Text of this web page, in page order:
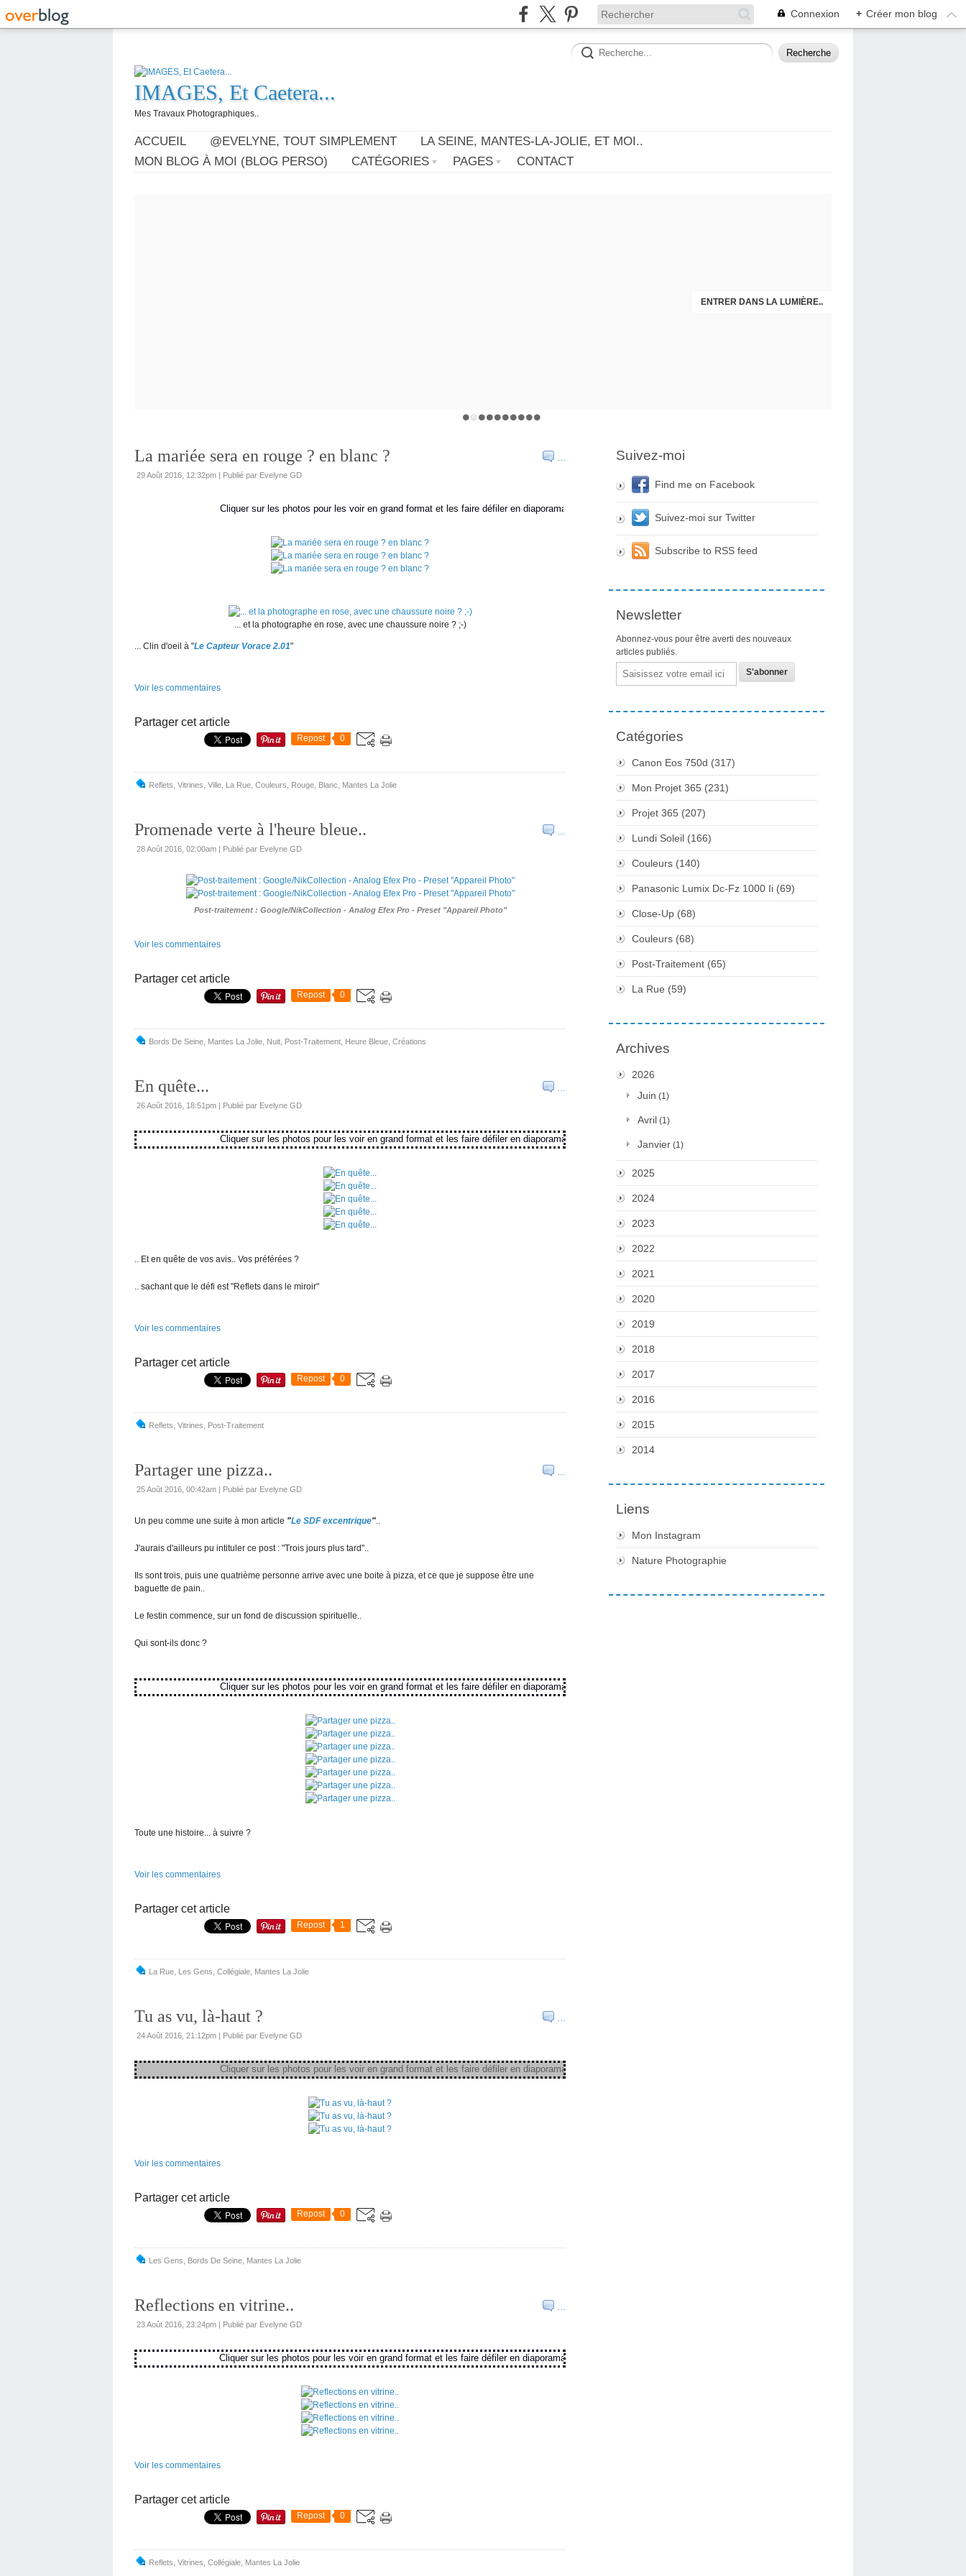
Connexion + Créer mon blog
IMAGES, Et Caetera...
Mes Travaux Photographiques..
ACCUEIL @EVELYNE, TOUT SIMPLEMENT
LA SEINE, MANTES-LA-JOLIE, ET MOI..
MON BLOG À MOI (BLOG PERSO)
CATÉGORIES PAGES CONTACT
ENTRER DANS LA LUMIÈRE..
…
La mariée sera en rouge ? en blanc ?
29 Août 2016, 12:32pm | Publié par Evelyne GD
Cliquer sur les photos pour les voir en grand format et les faire défiler en diaporama
... et la photographe en rose, avec une chaussure noire ? ;-)
... Clin d'oeil à "Le Capteur Vorace 2.01"
Voir les commentaires
Partager cet article
Repost 0
Reflets Vitrines Ville La Rue Couleurs Rouge Blanc Mantes La Jolie
…
Promenade verte à l'heure bleue..
28 Août 2016, 02:00am | Publié par Evelyne GD
Post-traitement : Google/NikCollection - Analog Efex Pro - Preset "Appareil Photo"
Voir les commentaires
Partager cet article
Repost 0
Bords De Seine Mantes La Jolie Nuit Post-Traitement Heure Bleue Créations
…
En quête...
26 Août 2016, 18:51pm | Publié par Evelyne GD
Cliquer sur les photos pour les voir en grand format et les faire défiler en diaporama
.. Et en quête de vos avis.. Vos préférées ?
.. sachant que le défi est "Reflets dans le miroir"
Voir les commentaires
Partager cet article
Repost 0
Reflets Vitrines Post-Traitement
…
Partager une pizza..
25 Août 2016, 00:42am | Publié par Evelyne GD
Un peu comme une suite à mon article "Le SDF excentrique"..
J'aurais d'ailleurs pu intituler ce post : "Trois jours plus tard"..
Ils sont trois, puis une quatrième personne arrive avec une boite à pizza, et ce que je suppose être une
baguette de pain..
Le festin commence, sur un fond de discussion spirituelle..
Qui sont-ils donc ?
Cliquer sur les photos pour les voir en grand format et les faire défiler en diaporama
Toute une histoire... à suivre ?
Voir les commentaires
Partager cet article
Repost 1
La Rue Les Gens Collégiale Mantes La Jolie
…
Tu as vu, là-haut ?
24 Août 2016, 21:12pm | Publié par Evelyne GD
Cliquer sur les photos pour les voir en grand format et les faire défiler en diaporama
Voir les commentaires
Partager cet article
Repost 0
Les Gens Bords De Seine Mantes La Jolie
…
Reflections en vitrine..
23 Août 2016, 23:24pm | Publié par Evelyne GD
Cliquer sur les photos pour les voir en grand format et les faire défiler en diaporama
Voir les commentaires
Partager cet article
Repost 0
Reflets Vitrines Collégiale Mantes La Jolie
Suivez-moi
Find me on Facebook
Suivez-moi sur Twitter
Subscribe to RSS feed
Newsletter
Abonnez-vous pour être averti des nouveaux
articles publiés.
Email
Catégories
Canon Eos 750d (317)
Mon Projet 365 (231)
Projet 365 (207)
Lundi Soleil (166)
Couleurs (140)
Panasonic Lumix Dc-Fz 1000 Ii (69)
Close-Up (68)
Couleurs (68)
Post-Traitement (65)
La Rue (59)
Archives
2026
Juin (1)
Avril (1)
Janvier (1)
2025
2024
2023
2022
2021
2020
2019
2018
2017
2016
2015
2014
Liens
Mon Instagram
Nature Photographie